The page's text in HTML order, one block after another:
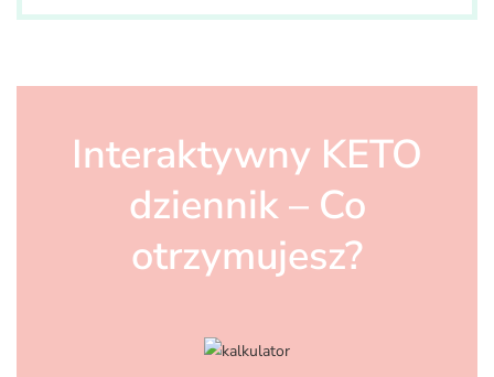
Interaktywny KETO
dziennik – Co
otrzymujesz?